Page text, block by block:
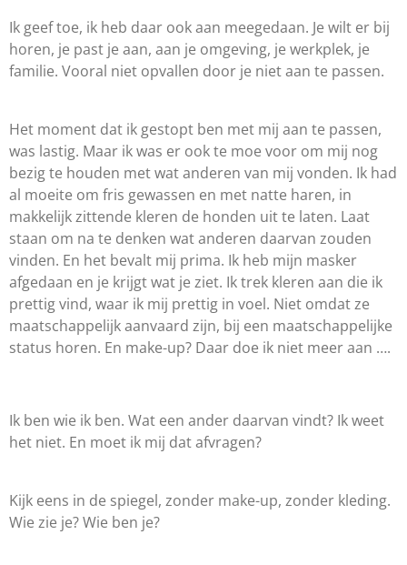
Ik geef toe, ik heb daar ook aan meegedaan. Je wilt er bij
horen, je past je aan, aan je omgeving, je werkplek, je
familie. Vooral niet opvallen door je niet aan te passen.
Het moment dat ik gestopt ben met mij aan te passen,
was lastig. Maar ik was er ook te moe voor om mij nog
bezig te houden met wat anderen van mij vonden. Ik had
al moeite om fris gewassen en met natte haren, in
makkelijk zittende kleren de honden uit te laten. Laat
staan om na te denken wat anderen daarvan zouden
vinden. En het bevalt mij prima. Ik heb mijn masker
afgedaan en je krijgt wat je ziet. Ik trek kleren aan die ik
prettig vind, waar ik mij prettig in voel. Niet omdat ze
maatschappelijk aanvaard zijn, bij een maatschappelijke
status horen. En make-up? Daar doe ik niet meer aan ….
Ik ben wie ik ben. Wat een ander daarvan vindt? Ik weet
het niet. En moet ik mij dat afvragen?
Kijk eens in de spiegel, zonder make-up, zonder kleding.
Wie zie je? Wie ben je?